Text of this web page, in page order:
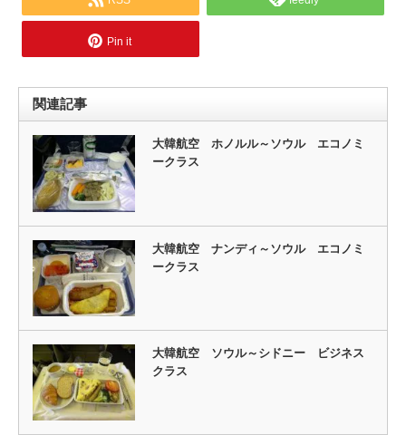
Pin it
関連記事
大韓航空 ホノルル～ソウル エコノミ
ークラス
大韓航空 ナンディ～ソウル エコノミ
ークラス
大韓航空 ソウル～シドニー ビジネス
クラス